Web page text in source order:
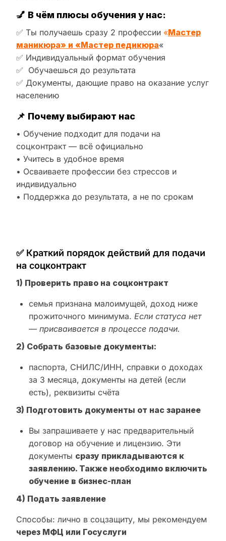
💅 В чём плюсы обучения у нас:
✅ Ты получаешь сразу 2 профессии «Мастер
маникюра» и «Мастер педикюра«
✅ Индивидуальный формат обучения
✅ Обучаешься до результата
✅ Документы, дающие право на оказание услуг
населению
📌 Почему выбирают нас
• Обучение подходит для подачи на
соцконтракт — всё официально
• Учитесь в удобное время
• Осваиваете профессии без стрессов и
индивидуально
• Поддержка до результата, а не по срокам
✅ Краткий порядок действий для подачи
на соцконтракт
1) Проверить право на соцконтракт
семья признана малоимущей, доход ниже
прожиточного минимума. Если статуса нет
— присваивается в процессе подачи.
2) Собрать базовые документы:
паспорта, СНИЛС/ИНН, справки о доходах
за 3 месяца, документы на детей (если
есть), реквизиты счёта
3) Подготовить документы от нас заранее
Вы запрашиваете у нас предварительный
договор на обучение и лицензию. Эти
документы сразу прикладываются к
заявлению. Также необходимо включить
обучение в бизнес-план
4) Подать заявление
Способы: лично в соцзащиту, мы рекомендуем
через МФЦ или Госуслуги